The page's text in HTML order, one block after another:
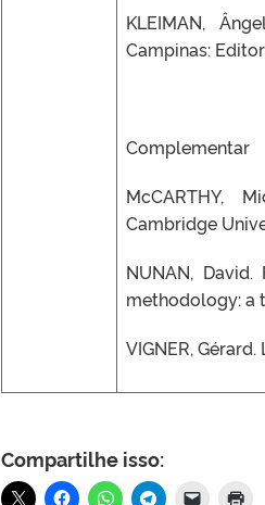
KLEIMAN,
Campinas:
Complementar
McCARTHY,
Cambridge
NUNAN,
methodology: a
VIGNER,
Compartilhe isso: